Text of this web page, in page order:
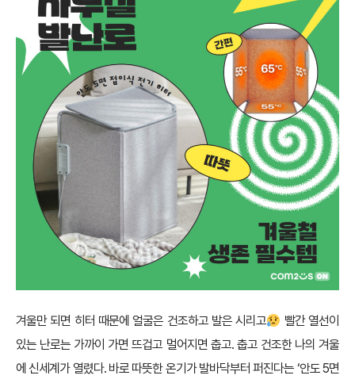
겨울만 되면 히터 때문에 얼굴은 건조하고 발은 시리고
빨간 열선이
있는 난로는 가까이 가면 뜨겁고 멀어지면 춥고. 춥고 건조한 나의 겨울
에 신세계가 열렸다. 바로 따뜻한 온기가 발바닥부터 퍼진다는 ‘안도 5면